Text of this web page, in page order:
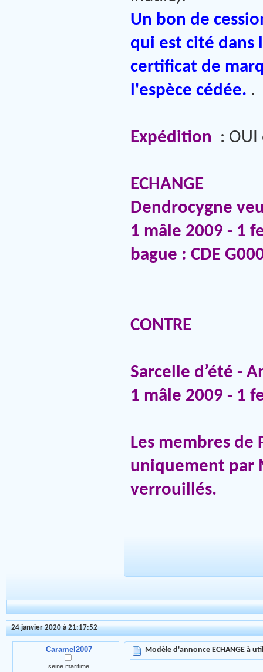
Un bon de
qui est cité
certificat de
l'espèce cédée. .
Expédition :
ECHANGE
Dendrocygne
1 mâle 2009 - 1
bague : CDE
CONTRE
Sarcelle d’été -
1 mâle 2009 - 1
Les membres de
uniquement par
verrouillés.
24 janvier 2020 à 21:17:52
Caramel2007
seine maritime
Modèle d'annonce ECHANGE à